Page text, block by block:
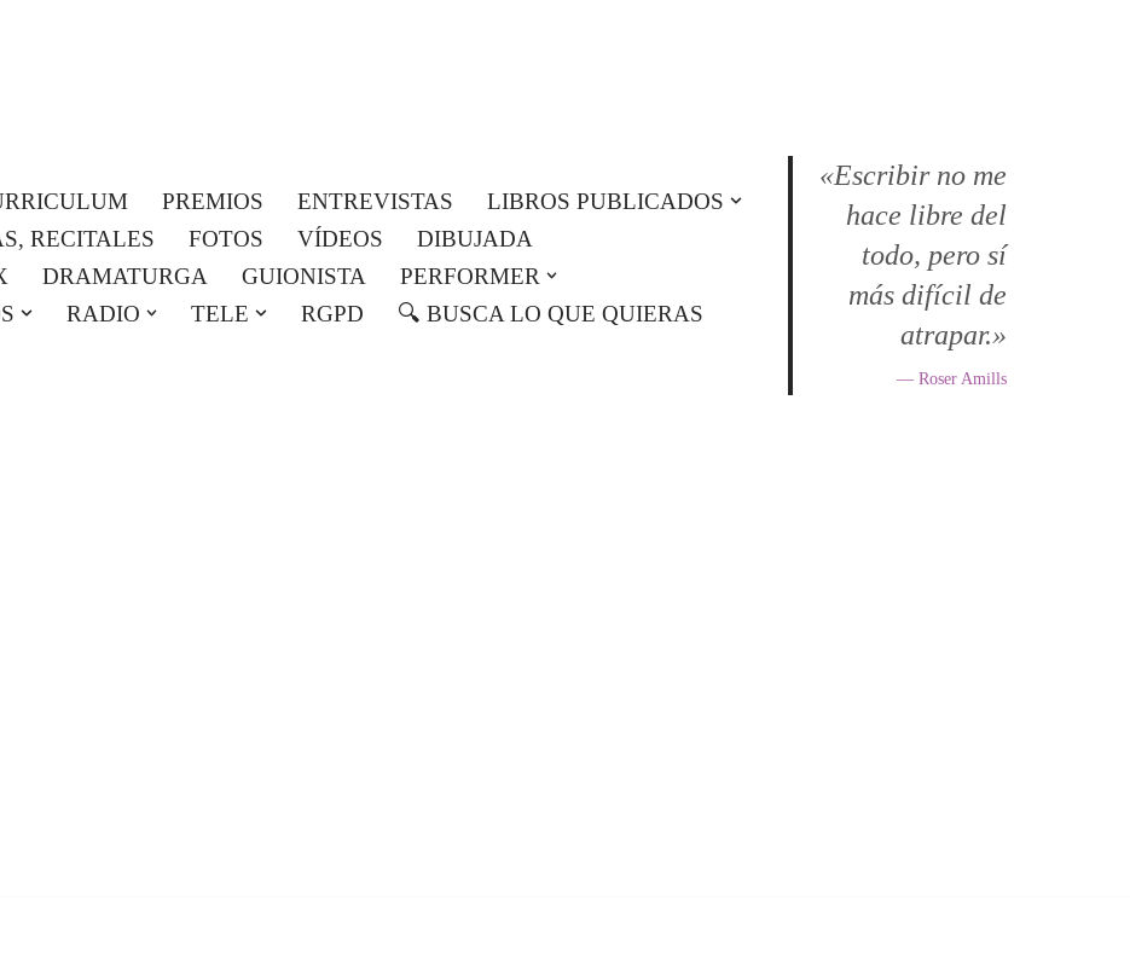
PREMIOS ENTREVISTAS
LIBROS PUBLICADOS
RECITALES
FOTOS VÍDEOS
DIBUJADA
DRAMATURGA GUIONISTA
PERFORMER
RADIO TELE RGPD
🔍 BUSCA LO QUE QUIERAS
«Escribir no me
hace libre del
todo, pero sí
más difícil de
atrapar.»
— Roser Amills